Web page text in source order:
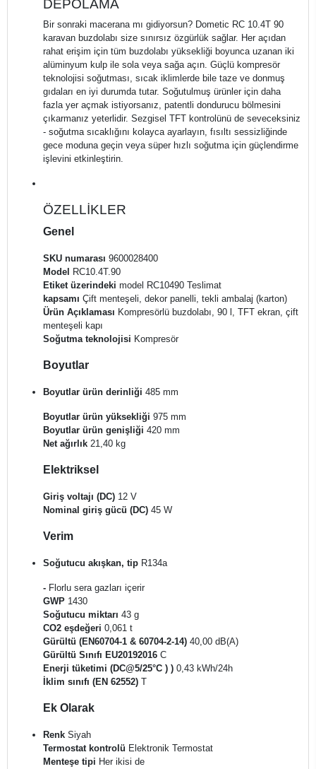
DEPOLAMA
Bir sonraki macerana mı gidiyorsun? Dometic RC 10.4T 90
karavan buzdolabı size sınırsız özgürlük sağlar. Her açıdan
rahat erişim için tüm buzdolabı yüksekliği boyunca uzanan iki
alüminyum kulp ile sola veya sağa açın. Güçlü kompresör
teknolojisi soğutması, sıcak iklimlerde bile taze ve donmuş
gıdaları en iyi durumda tutar. Soğutulmuş ürünler için daha
fazla yer açmak istiyorsanız, patentli dondurucu bölmesini
çıkarmanız yeterlidir. Sezgisel TFT kontrolünü de seveceksiniz
- soğutma sıcaklığını kolayca ayarlayın, fısıltı sessizliğinde
gece moduna geçin veya süper hızlı soğutma için güçlendirme
işlevini etkinleştirin.
ÖZELLİKLER
Genel
SKU numarası 9600028400
Model
RC10.4T.90
Etiket üzerindeki model RC10490 Teslimat
kapsamı Çift menteşeli, dekor panelli, tekli ambalaj (karton)
Ürün Açıklaması Kompresörlü buzdolabı, 90 l, TFT ekran, çift
menteşeli kapı
Soğutma teknolojisi Kompresör
Boyutlar
Boyutlar ürün derinliği 485 mm
Boyutlar ürün yüksekliği 975 mm
Boyutlar ürün genişliği 420 mm
Net ağırlık 21,40 kg
Elektriksel
Giriş voltajı (DC) 12 V
Nominal giriş gücü (DC) 45 W
Verim
Soğutucu akışkan, tip R134a
- Florlu sera gazları içerir
GWP 1430
Soğutucu miktarı 43 g
CO2 eşdeğeri 0,061 t
Gürültü (EN60704-1 & 60704-2-14) 40,00 dB(A)
Gürültü Sınıfı EU20192016 C
Enerji tüketimi (DC@5/25°C ) ) 0,43 kWh/24h
İklim sınıfı (EN 62552) T
Ek Olarak
Renk Siyah
Termostat kontrolü Elektronik Termostat
Menteşe tipi Her ikisi de